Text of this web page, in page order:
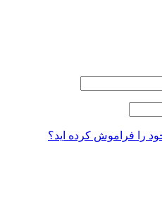
را فراموش کرده اید؟